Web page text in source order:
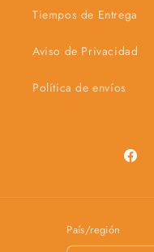
Tiempos de Entrega
Aviso de Privacidad
Política de envíos
País/región